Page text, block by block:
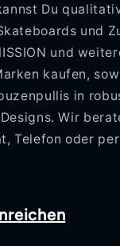
Du
und
und
kaufen,
in
Wir
Telefon oder